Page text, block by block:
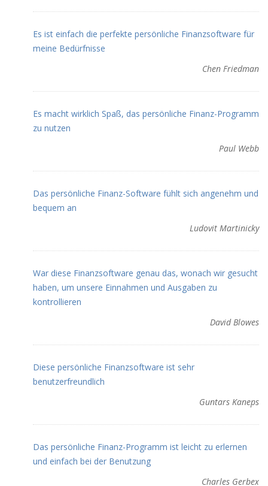
Es ist einfach die perfekte persönliche Finanzsoftware für
meine Bedürfnisse
Chen Friedman
Es macht wirklich Spaß, das persönliche Finanz-Programm
zu nutzen
Paul Webb
Das persönliche Finanz-Software fühlt sich angenehm und
bequem an
Ludovit Martinicky
War diese Finanzsoftware genau das, wonach wir gesucht
haben, um unsere Einnahmen und Ausgaben zu
kontrollieren
David Blowes
Diese persönliche Finanzsoftware ist sehr
benutzerfreundlich
Guntars Kaneps
Das persönliche Finanz-Programm ist leicht zu erlernen
und einfach bei der Benutzung
Charles Gerbex